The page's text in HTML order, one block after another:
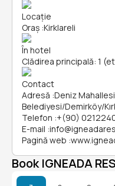
Locație
Oraș :Kirklareli
În hotel
Clădirea principală: 1
Contact
Adresă :Deniz
Belediyesi/Demirköy/
Telefon :+(90)
E-mail :
Pagină web :
Book IGNEADA